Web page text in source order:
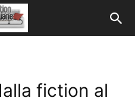
fiction al